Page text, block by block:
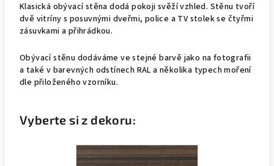
Klasická obývacístěna dodá pokoji svěží vzhled. Stěnu tvoří
dvě vitríny s posuvnými dveřmi, police a TV stolek se čtyřmi
zásuvkami a přihrádkou.
Obývací stěnu dodáváme ve stejné barvě jako na fotografii
a také v barevných odstínech RAL a několika typech moření
dle přiloženého vzorníku.
Vyberte si z dekoru: